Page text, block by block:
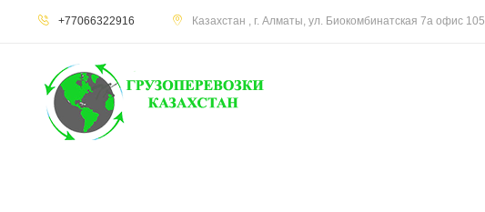
+77066322916 Казахстан , г. Алматы, ул. Биокомбинатская 7а офис 105